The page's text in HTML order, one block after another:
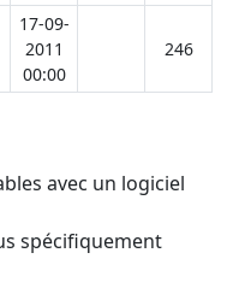
17-09-
2011
00:00
246
avec un logiciel
spécifiquement